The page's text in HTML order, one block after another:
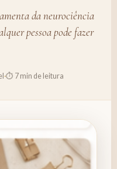
da neurociência
pessoa pode fazer
·⏱️ 7 min de leitura